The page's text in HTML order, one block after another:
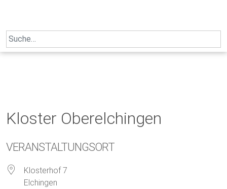
Search
for:
Kloster Oberelchingen
VERANSTALTUNGSORT
Klosterhof 7
Elchingen